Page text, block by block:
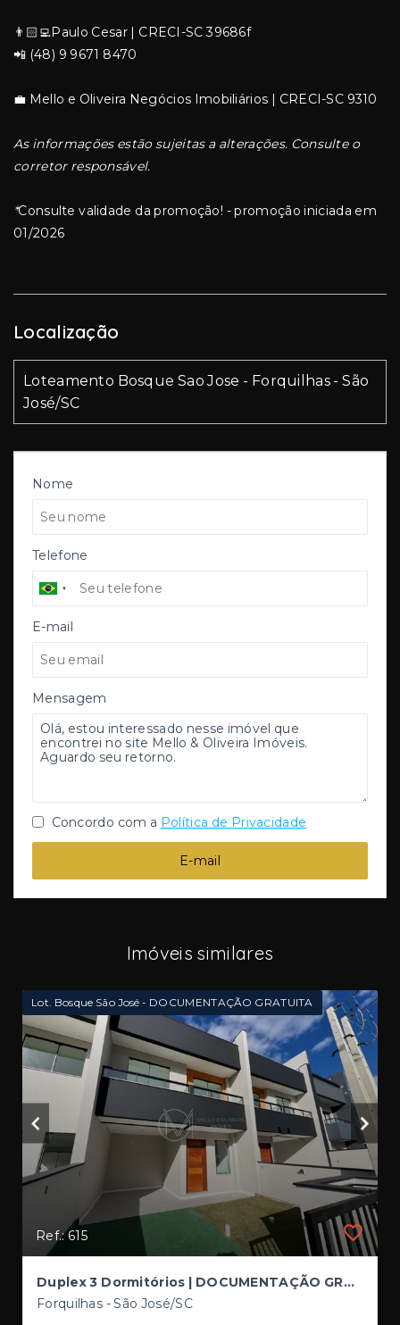
Nome
Telefone
E-mail
Mensagem
Concordo com a Política de Privacidade
E-mail
👨🏻‍💻Paulo Cesar | CRECI-SC 39686f
📲 (48) 9 9671 8470
💼 Mello e Oliveira Negócios Imobiliários | CRECI-SC 9310
As informações estão sujeitas a alterações. Consulte o
corretor responsável.
*Consulte validade da promoção! - promoção iniciada em
01/2026
Localização
Loteamento Bosque Sao Jose - Forquilhas - São
José/SC
Imóveis similares
Lot. Bosque São José - DOCUMENTAÇÃO GRATUITA
Ref.: 615
Duplex 3 Dormitórios | DOCUMENTAÇÃO GRATUITA - Lot. Bosque São José
Forquilhas - São José/SC